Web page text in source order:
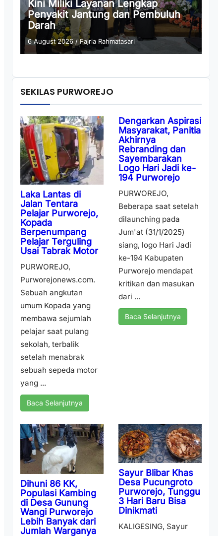
Kini Miliki Layanan Lengkap
Penyakit Jantung dan Pembuluh
Darah
6 August 2026 /Fajria Rahmatasari
SEKILAS PURWOREJO
Laka Lantas di
Jalan Tentara
Pelajar Purworejo,
Kopada
Berpenumpang
Pelajar Terguling
Usai Tabrak Motor
PURWOREJO,
Purworejonews.com.
Sebuah angkutan
umum Kopada yang
membawa sejumlah
pelajar saat pulang
sekolah, terbalik
setelah menabrak
sebuah sepeda motor
yang ...
Baca Selanjutnya
Dengarkan Aspirasi
Masyarakat, Panitia
Akhirnya
Rebranding dan
Sayembarakan
Logo Hari Jadi ke-
194 Purworejo
PURWOREJO,
Beberapa saat setelah
dilaunching pada
Jum'at (31/1/2025)
siang, logo Hari Jadi
ke-194 Kabupaten
Purworejo mendapat
kritikan dan masukan
dari ...
Baca Selanjutnya
Dihuni 86 KK,
Populasi Kambing
di Desa Gunung
Wangi Purworejo
Lebih Banyak dari
Jumlah Warganya
Sayur Blibar Khas
Desa Pucungroto
Purworejo, Tunggu
3 Hari Baru Bisa
Dinikmati
KALIGESING, Sayur